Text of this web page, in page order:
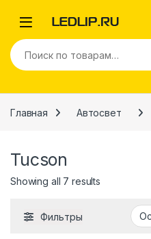
Искать:
Главная Автосвет
Tucson
Showing all 7 results
Фильтры